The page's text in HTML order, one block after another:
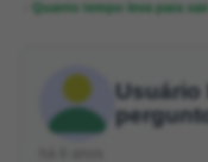
Quanto tempo leva para
Usuário